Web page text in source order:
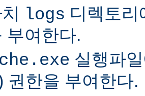
logs 디렉토리
부여한다.
실행파
권한을 부여한다.